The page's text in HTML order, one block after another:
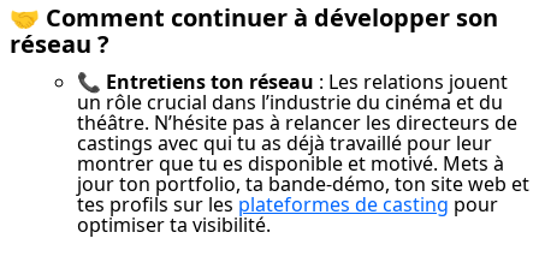
🤝 Comment continuer à développer son
réseau ?
📞 Entretiens ton réseau : Les relations jouent
un rôle crucial dans l’industrie du cinéma et du
théâtre. N’hésite pas à relancer les directeurs de
castings avec qui tu as déjà travaillé pour leur
montrer que tu es disponible et motivé. Mets à
jour ton portfolio, ta bande-démo, ton site web et
tes profils sur les plateformes de casting pour
optimiser ta visibilité.